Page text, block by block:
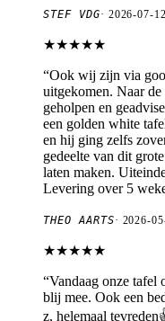
STEF VDG· 2026-07-12
★★★★★
“Ook wij zijn via
uitgekomen. Naar
geholpen en
een golden white
en hij ging zelfs
gedeelte van dit
laten maken.
Levering over 5
THEO AARTS· 2026-
★★★★★
“Vandaag onze tafel
blij mee. Ook een
z, helemaal